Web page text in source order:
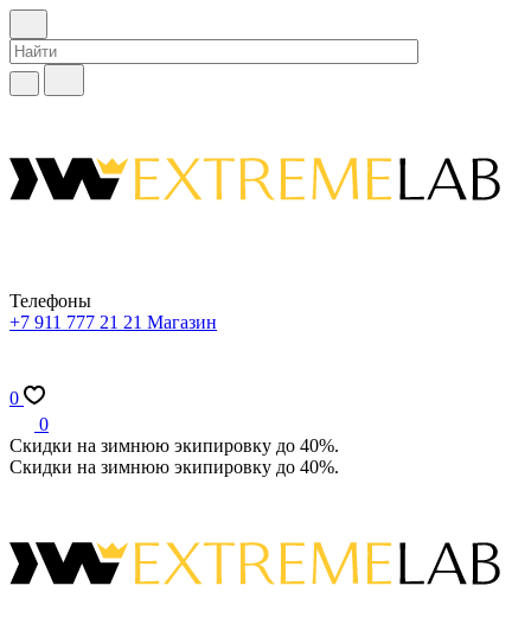
Телефоны
+7 911 777 21 21 Магазин
0
0
Скидки на зимнюю экипировку до 40%.
Скидки на зимнюю экипировку до 40%.